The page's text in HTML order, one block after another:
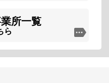
所一覧
ら